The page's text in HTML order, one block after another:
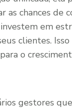
chances de
em
clientes.
o
gestores